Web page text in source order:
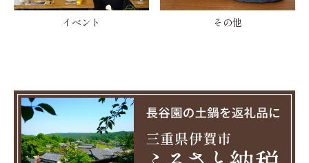
イベント その他